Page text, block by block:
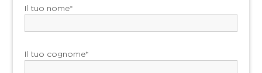
Il tuo nome*
Il tuo cognome*